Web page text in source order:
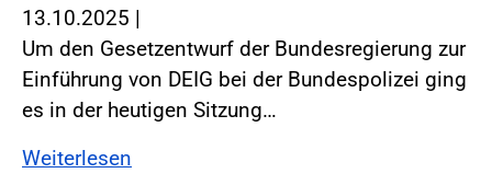
13.10.2025 |
Um den Gesetzentwurf der Bundesregierung zur
Einführung von DEIG bei der Bundespolizei ging
es in der heutigen Sitzung…
Weiterlesen